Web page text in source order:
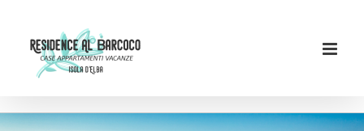
content